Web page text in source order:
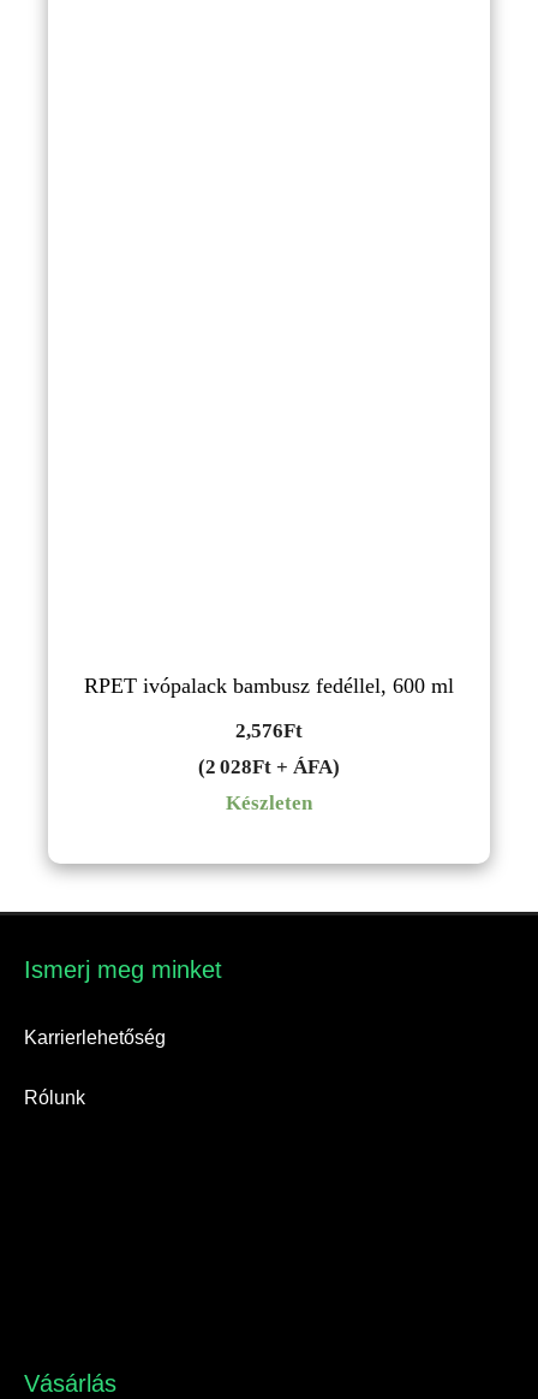
RPET ivópalack bambusz fedéllel, 600 ml
2,576Ft
(2 028Ft + ÁFA)
Készleten
Ismerj meg minket​
Karrierlehetőség
Rólunk
Vásárlás​